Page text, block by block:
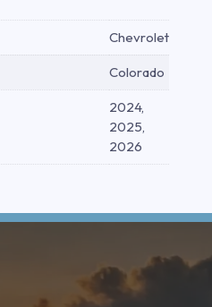
Chevrolet
Colorado
2024,
2025,
2026